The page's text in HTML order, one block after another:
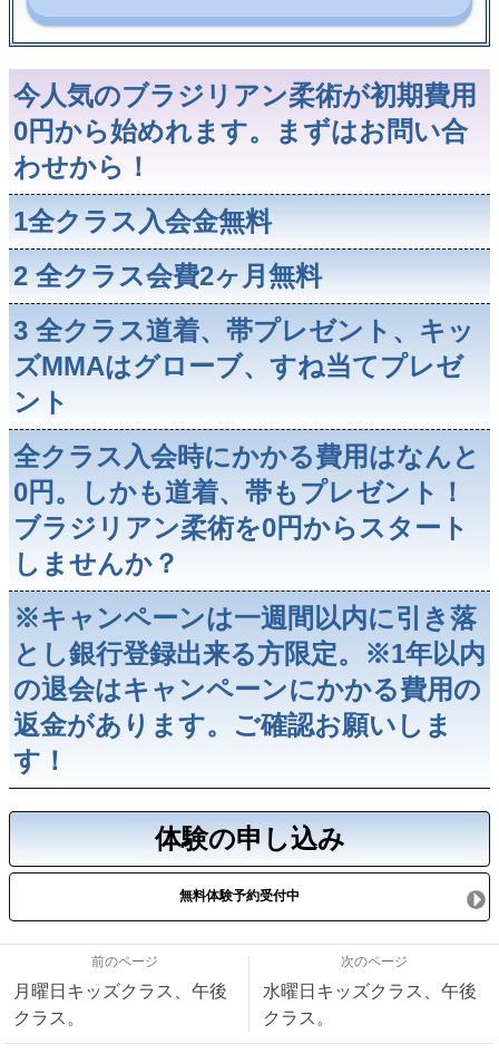
今人気のブラジリアン柔術が初期費用
0円から始めれます。まずはお問い合
わせから！
1全クラス入会金無料
2 全クラス会費2ヶ月無料
3 全クラス道着、帯プレゼント、キッ
ズMMAはグローブ、すね当てプレゼ
ント
全クラス入会時にかかる費用はなんと
0円。しかも道着、帯もプレゼント！
ブラジリアン柔術を0円からスタート
しませんか？
※キャンペーンは一週間以内に引き落
とし銀行登録出来る方限定。※1年以内
の退会はキャンペーンにかかる費用の
返金があります。ご確認お願いしま
す！
体験の申し込み
無料体験予約受付中
前のページ
月曜日キッズクラス、午後
クラス。
次のページ
水曜日キッズクラス、午後
クラス。